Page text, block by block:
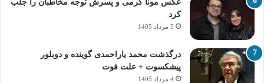
عکس مونا کرمی و پسرش توجه مخاطبان را جلب
کرد
5 مرداد 1405
درگذشت محمد یاراحمدی گوینده و دوبلور
پیشکسوت + علت فوت
4 مرداد 1405